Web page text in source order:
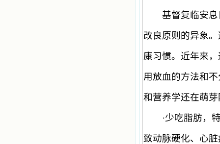
基督复临安息
改良原则的异象
康习惯。近年来
用放血的方法和
和营养学还在萌
·少吃脂肪，
致动脉硬化、心